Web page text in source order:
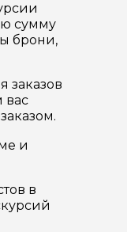
сумму
брони,
заказов
вас
и
в